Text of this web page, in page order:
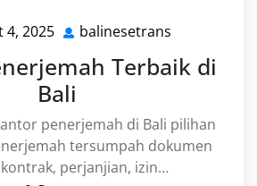
4, 2025 August
2025
balinesetrans
Terbaik di
Bali
penerjemah di Bali pilihan
tersumpah dokumen
perjanjian, izin…